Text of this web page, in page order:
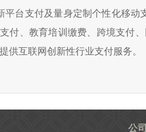
平台支付及量身定制个性化移
付、教育培训缴费、跨境支付
供互联网创新性行业支付服务。
公